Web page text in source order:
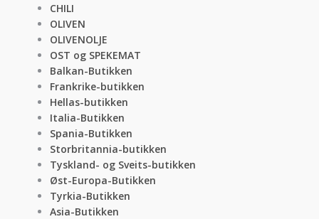
CHILI
OLIVEN
OLIVENOLJE
OST og SPEKEMAT
Balkan-Butikken
Frankrike-butikken
Hellas-butikken
Italia-Butikken
Spania-Butikken
Storbritannia-butikken
Tyskland- og Sveits-butikken
Øst-Europa-Butikken
Tyrkia-Butikken
Asia-Butikken